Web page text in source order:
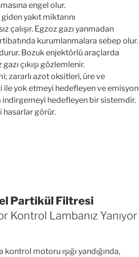
engel olur.
yakıt miktarını
çalışır. Egzoz gazı yanmadan
kurumlanmalara sebep olur.
Bozuk enjektörlü araçlarda
çıkışı gözlemlenir.
zararlı azot oksitleri, üre ve
ile yok etmeyi hedefleyen ve emisyon
indirgemeyi hedefleyen bir sistemdir.
hasarlar görür.
Partikül Filtresi
Kontrol Lambanız Yanıyor
motoru ışığı yandığında,